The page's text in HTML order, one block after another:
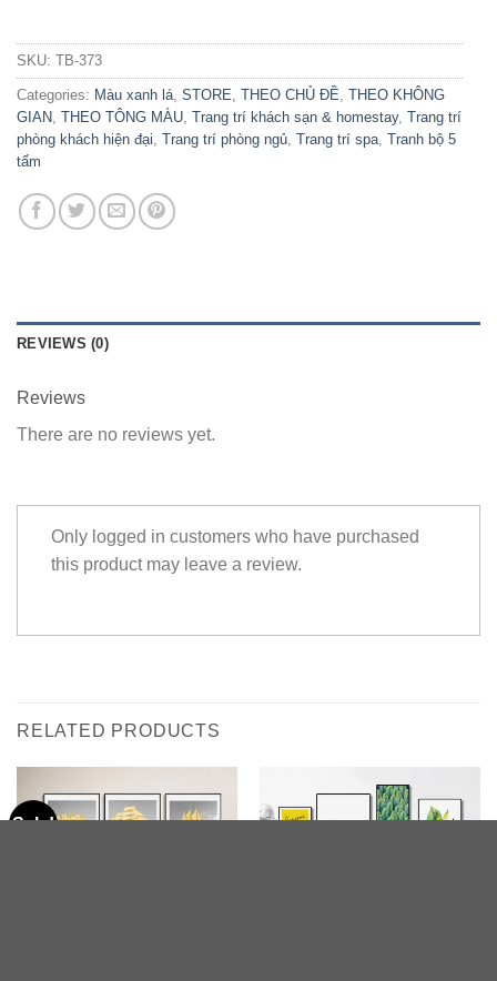
SKU: TB-373
Categories: Màu xanh lá, STORE, THEO CHỦ ĐỀ, THEO KHÔNG
GIAN, THEO TÔNG MÀU, Trang trí khách sạn & homestay, Trang trí
phòng khách hiện đại, Trang trí phòng ngủ, Trang trí spa, Tranh bộ 5
tấm
REVIEWS (0)
Reviews
There are no reviews yet.
Only logged in customers who have purchased
this product may leave a review.
RELATED PRODUCTS
Sale!